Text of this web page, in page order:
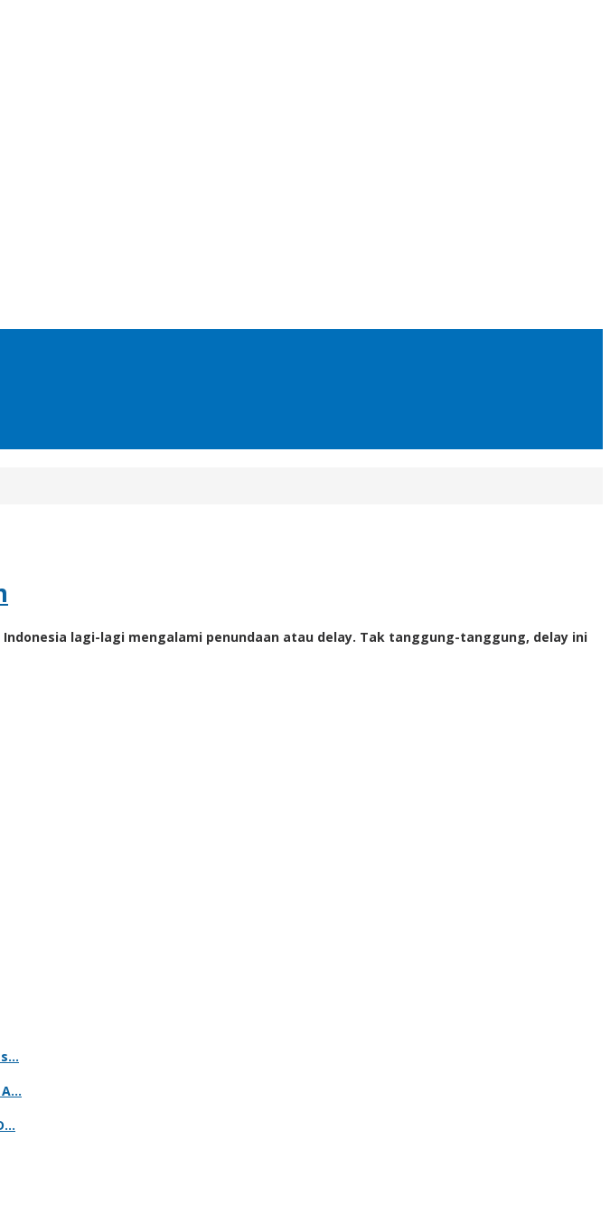
lagi-lagi mengalami penundaan atau delay. Tak tanggung-tanggung, delay ini
A…